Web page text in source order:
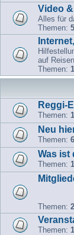
Video
Alles für
Themen:
auf
Themen:
Reggi-
Themen:
Neu
Themen:
Was ist
Themen:
Themen:
Themen: